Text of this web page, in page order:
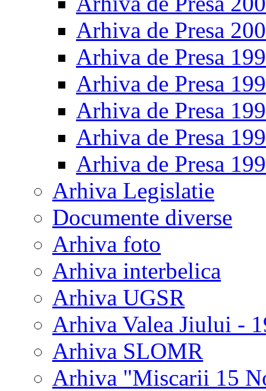
Arhiva de Presa
Arhiva de Presa
Arhiva de Presa
Arhiva de Presa
Arhiva de Presa
Arhiva de Presa
Arhiva Legislatie
Documente diverse
Arhiva foto
Arhiva interbelica
Arhiva UGSR
Arhiva Valea Jiului -
Arhiva SLOMR
Arhiva "Miscarii 15